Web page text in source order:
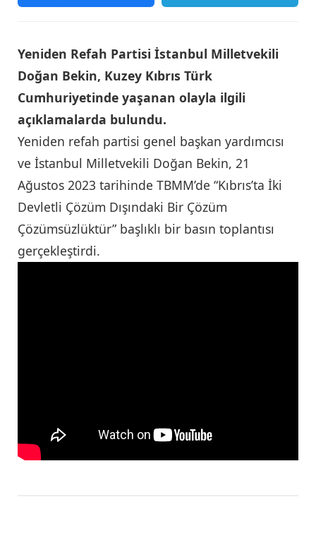
Yeniden Refah Partisi İstanbul Milletvekili
Doğan Bekin, Kuzey Kıbrıs Türk
Cumhuriyetinde yaşanan olayla ilgili
açıklamalarda bulundu.
Yeniden refah partisi genel başkan yardımcısı
ve İstanbul Milletvekili Doğan Bekin, 21
Ağustos 2023 tarihinde TBMM’de “Kıbrıs’ta İki
Devletli Çözüm Dışındaki Bir Çözüm
Çözümsüzlüktür” başlıklı bir basın toplantısı
gerçekleştirdi.